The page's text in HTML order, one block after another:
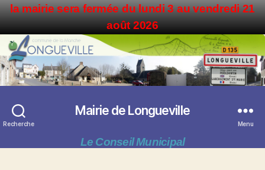
la mairie sera fermée du lundi 3 au vendredi 21
août 2026
Recherche
Mairie de Longueville
Menu
Le Conseil Municipal